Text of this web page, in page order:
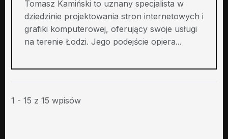
Tomasz Kamiński to uznany specjalista w
dziedzinie projektowania stron internetowych i
grafiki komputerowej, oferujący swoje usługi
na terenie Łodzi. Jego podejście opiera...
1 - 15 z 15 wpisów